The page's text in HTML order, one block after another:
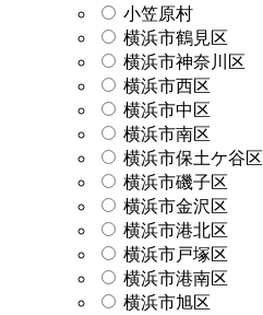
小笠原村
横浜市鶴見区
横浜市神奈川区
横浜市西区
横浜市中区
横浜市南区
横浜市保土ケ谷区
横浜市磯子区
横浜市金沢区
横浜市港北区
横浜市戸塚区
横浜市港南区
横浜市旭区